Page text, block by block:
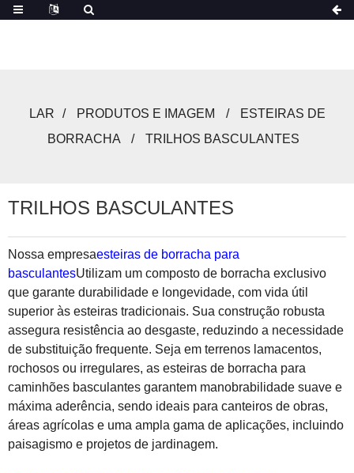
LAR PRODUTOS E IMAGEM
ESTEIRAS DE
BORRACHA
TRILHOS BASCULANTES
TRILHOS BASCULANTES
Nossa empresaesteiras de borracha para
basculantesUtilizam um composto de borracha exclusivo
que garante durabilidade e longevidade, com vida útil
superior às esteiras tradicionais. Sua construção robusta
assegura resistência ao desgaste, reduzindo a necessidade
de substituição frequente. Seja em terrenos lamacentos,
rochosos ou irregulares, as esteiras de borracha para
caminhões basculantes garantem manobrabilidade suave e
máxima aderência, sendo ideais para canteiros de obras,
áreas agrícolas e uma ampla gama de aplicações, incluindo
paisagismo e projetos de jardinagem.